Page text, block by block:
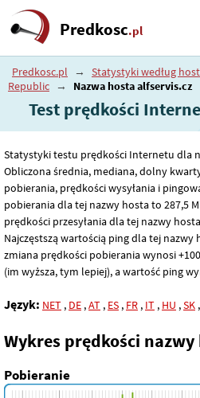
Predkosc.pl
Predkosc.pl → Statystyki według
Republic → Nazwa hosta alfservis.cz
Test prędkości
Statystyki testu prędkości Internetu dla
Obliczona średnia, mediana, dolny
pobierania, prędkości wysyłania i
pobierania dla tej nazwy hosta to 287,5
prędkości przesyłania dla tej nazwy
Najczęstszą wartością ping dla tej nazwy
zmiana prędkości pobierania wynosi
(im wyższa, tym lepiej), a wartość ping
Język: NET , DE ,AT , ES , FR , IT , HU ,SK ,
Wykres prędkości nazwy
Pobieranie